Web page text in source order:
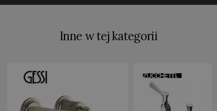
Inne w tej kategorii